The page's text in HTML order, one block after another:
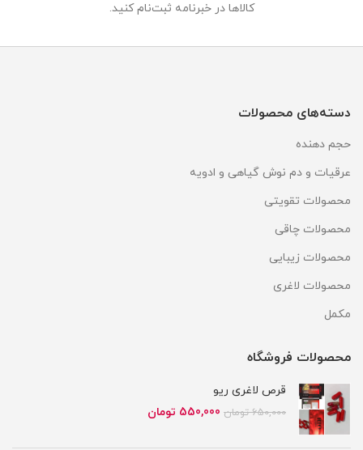
کالاها در خبرنامه ثبت‌نام کنید.
دسته‌های محصولات
حجم دهنده
عرقیات و دم نوش گیاهی و ادویه
محصولات تقویتی
محصولات چاقی
محصولات زیبایی
محصولات لاغری
مکمل
محصولات فروشگاه
قرص لاغری ریو
650,000 تومان قیمت
550,000 تومان